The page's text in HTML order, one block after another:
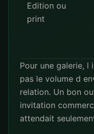
Edition ou
print
Pour une galerie,
pas le volume d
relation. Un bon
invitation
attendait